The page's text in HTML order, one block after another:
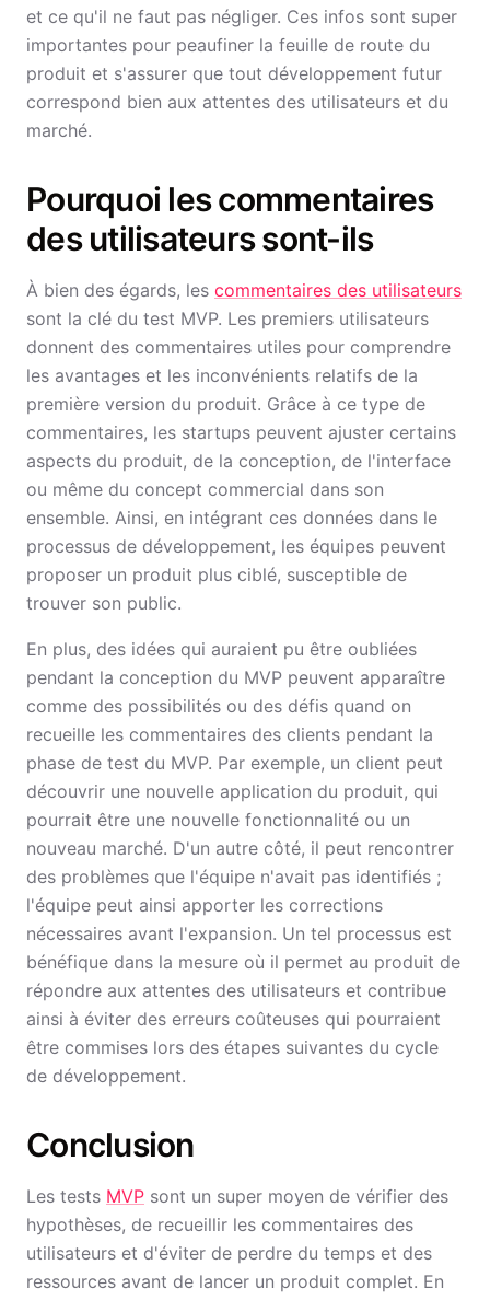
et ce qu'il ne faut pas négliger. Ces infos sont super
importantes pour peaufiner la feuille de route du
produit et s'assurer que tout développement futur
correspond bien aux attentes des utilisateurs et du
marché.
Pourquoi les commentaires
des utilisateurs sont-ils
À bien des égards, les commentaires des utilisateurs
sont la clé du test MVP. Les premiers utilisateurs
donnent des commentaires utiles pour comprendre
les avantages et les inconvénients relatifs de la
première version du produit. Grâce à ce type de
commentaires, les startups peuvent ajuster certains
aspects du produit, de la conception, de l'interface
ou même du concept commercial dans son
ensemble. Ainsi, en intégrant ces données dans le
processus de développement, les équipes peuvent
proposer un produit plus ciblé, susceptible de
trouver son public.
En plus, des idées qui auraient pu être oubliées
pendant la conception du MVP peuvent apparaître
comme des possibilités ou des défis quand on
recueille les commentaires des clients pendant la
phase de test du MVP. Par exemple, un client peut
découvrir une nouvelle application du produit, qui
pourrait être une nouvelle fonctionnalité ou un
nouveau marché. D'un autre côté, il peut rencontrer
des problèmes que l'équipe n'avait pas identifiés ;
l'équipe peut ainsi apporter les corrections
nécessaires avant l'expansion. Un tel processus est
bénéfique dans la mesure où il permet au produit de
répondre aux attentes des utilisateurs et contribue
ainsi à éviter des erreurs coûteuses qui pourraient
être commises lors des étapes suivantes du cycle
de développement.
Conclusion
Les tests MVP sont un super moyen de vérifier des
hypothèses, de recueillir les commentaires des
utilisateurs et d'éviter de perdre du temps et des
ressources avant de lancer un produit complet. En